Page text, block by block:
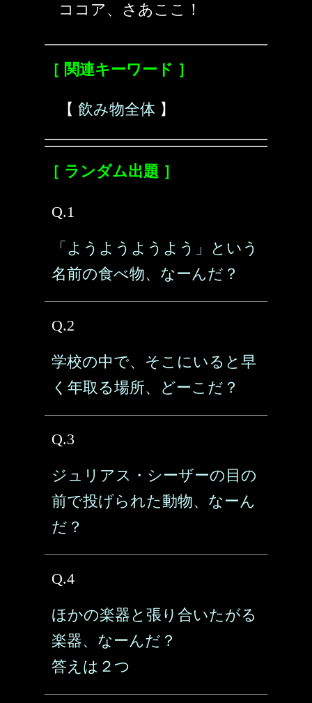
ココア、さあここ！
［ 関連キーワード ］
【 飲み物全体 】
［ ランダム出題 ］
Q.1
「ようようようよう」という
名前の食べ物、なーんだ？
Q.2
学校の中で、そこにいると早
く年取る場所、どーこだ？
Q.3
ジュリアス・シーザーの目の
前で投げられた動物、なーん
だ？
Q.4
ほかの楽器と張り合いたがる
楽器、なーんだ？
答えは２つ